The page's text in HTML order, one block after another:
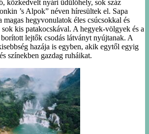
közkedvelt nyári üdülőhely, sok száz
’s Alpok” néven híresültek el. Sapa
magas hegyvonulatok éles csúcsokkal és
kis patakocskával. A hegyek-völgyek és a
lejtők csodás látványt nyújtanak. A
hazája is egyben, akik egytől egyig
színekben gazdag ruháikat.